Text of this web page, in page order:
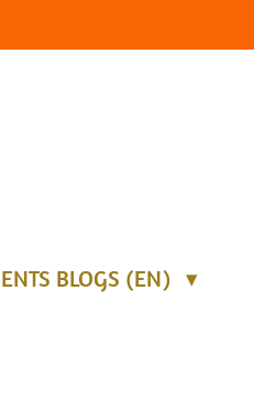
BLOGS (EN)